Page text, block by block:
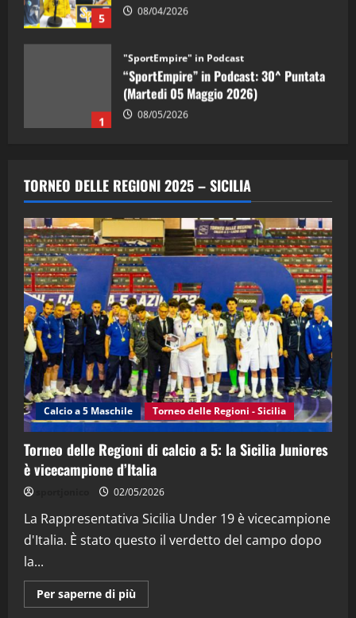
5 08/04/2026
1
"SportEmpire" in Podcast
“SportEmpire” in Podcast: 30^ Puntata
(Martedi 05 Maggio 2026)
08/05/2026
2
“SportEmpire” in Podcast: 29^ Puntata
(Martedi 28 Aprile 2026)
3
"SportEmpire" in Podcast
“SportEmpire” in Podcast: 28^ Puntata
(Martedi 21 Aprile 2026)
21/04/2026
4
"SportEmpire" in Podcast Sport News
“SportEmpire” in Podcast: 27^ Puntata
(Martedi 14 Aprile 2026)
15/04/2026
"SportEmpire" in Podcast
“SportEmpire” in Podcast: 26^ Puntata
08/04/2026
TORNEO DELLE REGIONI 2025 – SICILIA
Calcio a 5 Maschile Torneo delle Regioni - Sicilia
Torneo delle Regioni di calcio a 5: la Sicilia Juniores
è vicecampione d’Italia
02/05/2026
La Rappresentativa Sicilia Under 19 è vicecampione
d'Italia. È stato questo il verdetto del campo dopo
la...
Per saperne di più
informazioni